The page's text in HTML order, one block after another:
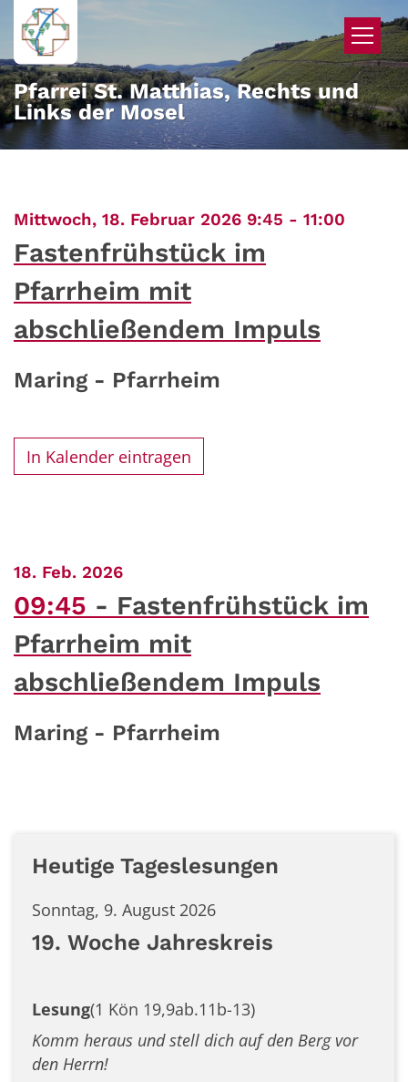
Zum Inhalt springen
Pfarrei St. Matthias, Rechts und
Links der Mosel
Mittwoch, 18. Februar 2026 9:45 - 11:00
Fastenfrühstück im
Pfarrheim mit
abschließendem Impuls
Maring - Pfarrheim
In Kalender eintragen
18. Feb. 2026:
09:45
Fastenfrühstück im
Pfarrheim mit
abschließendem Impuls
Maring - Pfarrheim
Heutige Tageslesungen
Sonntag, 9. August 2026
19. Woche Jahreskreis
Lesung(1 Kön 19,9ab.11b-13)
Komm heraus und stell dich auf den Berg vor
den Herrn!